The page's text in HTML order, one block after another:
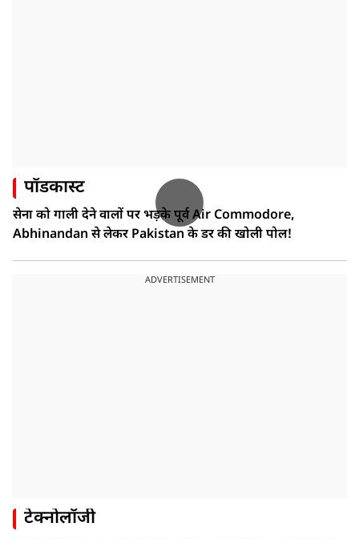
पॉडकास्ट
सेना को गाली देने वालों पर भड़के पूर्व Air Commodore,
Abhinandan से लेकर Pakistan के डर की खोली पोल!
ADVERTISEMENT
टेक्नोलॉजी